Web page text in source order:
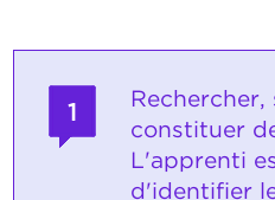
1
constituer
L'apprenti
d'identifier